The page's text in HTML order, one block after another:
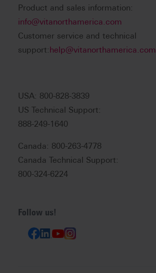
Product and sales information:
info@vitanorthamerica.com
Customer service and technical
support: help@vitanorthamerica.com
USA: 800-828-3839
US Technical Support:
888-249-1640
Canada: 800-263-4778
Canada Technical Support:
800-324-6224
Follow us!